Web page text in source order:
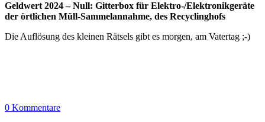
Geldwert 2024 – Null: Gitterbox für Elektro-/Elektronikgeräte
der örtlichen Müll-Sammelannahme, des Recyclinghofs
Die Auflösung des kleinen Rätsels gibt es morgen, am Vatertag ;-)
0 Kommentare